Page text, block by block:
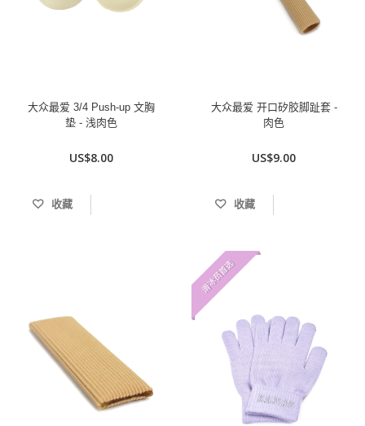
大众最爱 3/4 Push-up 文胸
垫 - 浅肉色
US$8.00
收藏
大众最爱 开口矽胶脚趾套 -
肉色
US$9.00
收藏
滑冰员首选